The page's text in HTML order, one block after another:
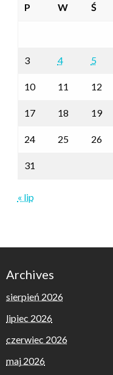
P W Ś
3 4 5
10 11 12
17 18 19
24 25 26
31
« lip
Archives
sierpień 2026
lipiec 2026
czerwiec 2026
maj 2026